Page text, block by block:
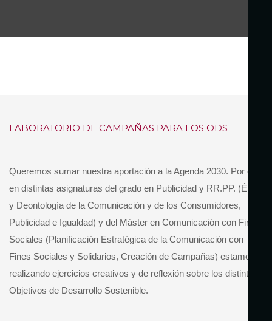
LABORATORIO DE CAMPAÑAS PARA LOS ODS
Queremos sumar nuestra aportación a la Agenda 2030. Por ello,
en distintas asignaturas del grado en Publicidad y RR.PP. (Ética
y Deontología de la Comunicación y de los Consumidores,
Publicidad e Igualdad) y del Máster en Comunicación con Fines
Sociales (Planificación Estratégica de la Comunicación con
Fines Sociales y Solidarios, Creación de Campañas) estamos
realizando ejercicios creativos y de reflexión sobre los distintos
Objetivos de Desarrollo Sostenible.